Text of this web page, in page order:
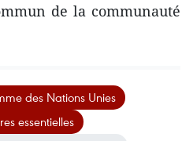
de la communauté
des Nations Unies
essentielles